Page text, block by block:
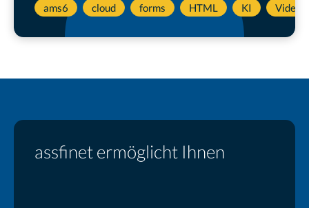
ams6 cloud forms HTML KI
assfinet ermöglicht Ihnen